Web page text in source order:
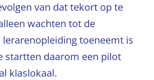
van dat tekort op te
wachten tot de
toeneemt is
startten daarom een pilot
klaslokaal.